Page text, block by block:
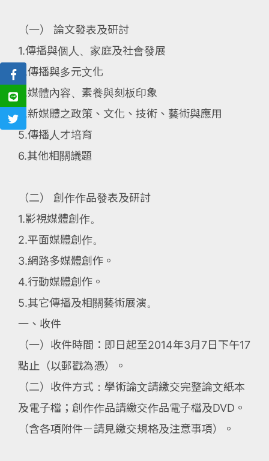
（一） 論文發表及研討
1.傳播與個人、家庭及社會發展
2.傳播與多元文化
3.媒體內容、素養與刻板印象
4.新媒體之政策、文化、技術、藝術與應用
5.傳播人才培育
6.其他相關議題
（二） 創作作品發表及研討
1.影視媒體創作。
2.平面媒體創作。
3.網路多媒體創作。
4.行動媒體創作。
5.其它傳播及相關藝術展演。
一、收件
（一）收件時間：即日起至2014年3月7日下午17
點止（以郵戳為憑）。
（二）收件方式：學術論文請繳交完整論文紙本
及電子檔；創作作品請繳交作品電子檔及DVD。
（含各項附件－請見繳交規格及注意事項）。